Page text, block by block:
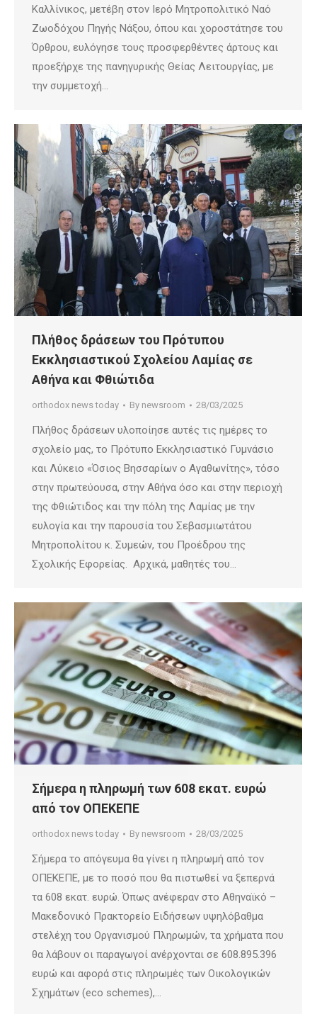
Καλλίνικος, μετέβη στον Ιερό Μητροπολιτικό Ναό
Ζωοδόχου Πηγής Νάξου, όπου και χοροστάτησε του
Όρθρου, ευλόγησε τους προσφερθέντες άρτους και
προεξήρχε της πανηγυρικής Θείας Λειτουργίας, με
την συμμετοχή…
Πλήθος δράσεων του Πρότυπου
Εκκλησιαστικού Σχολείου Λαμίας σε
Αθήνα και Φθιώτιδα
orthodox news today By newsroom 28/03/2025
Πλήθος δράσεων υλοποίησε αυτές τις ημέρες το
σχολείο μας, το Πρότυπο Εκκλησιαστικό Γυμνάσιο
και Λύκειο «Όσιος Βησσαρίων ο Αγαθωνίτης», τόσο
στην πρωτεύουσα, στην Αθήνα όσο και στην περιοχή
της Φθιώτιδος και την πόλη της Λαμίας με την
ευλογία και την παρουσία του Σεβασμιωτάτου
Μητροπολίτου κ. Συμεών, του Προέδρου της
Σχολικής Εφορείας. Αρχικά, μαθητές του…
Σήμερα η πληρωμή των 608 εκατ. ευρώ
από τον ΟΠΕΚΕΠΕ
orthodox news today By newsroom 28/03/2025
Σήμερα το απόγευμα θα γίνει η πληρωμή από τον
ΟΠΕΚΕΠΕ, με το ποσό που θα πιστωθεί να ξεπερνά
τα 608 εκατ. ευρώ. Όπως ανέφεραν στο Αθηναϊκό –
Μακεδονικό Πρακτορείο Ειδήσεων υψηλόβαθμα
στελέχη του Οργανισμού Πληρωμών, τα χρήματα που
θα λάβουν οι παραγωγοί ανέρχονται σε 608.895.396
ευρώ και αφορά στις πληρωμές των Οικολογικών
Σχημάτων (eco schemes),…